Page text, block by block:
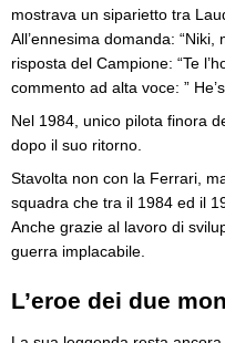
mostrava un siparietto tra
All’ennesima domanda:
risposta del Campione: “Te
commento ad alta voce: ”
Nel 1984, unico pilota finora
dopo il suo ritorno.
Stavolta non con la Ferrari,
squadra che tra il 1984 ed il
Anche grazie al lavoro di
guerra implacabile.
L’eroe dei due